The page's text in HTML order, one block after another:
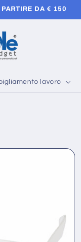
DA € 150
lavoro